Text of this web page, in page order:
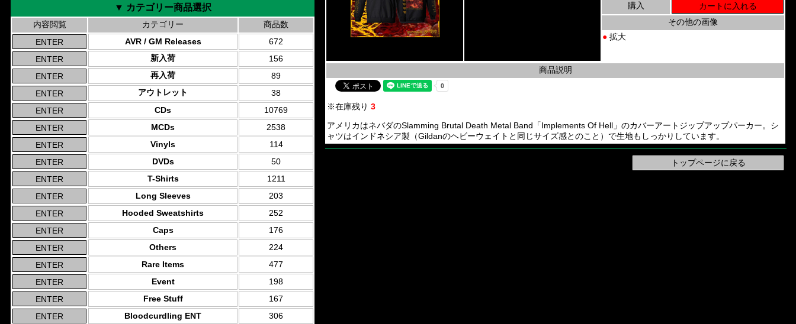
▼ カテゴリー商品選択
内容閲覧 カテゴリー
商品数
AVR / GM Releases
672
新入荷
156
再入荷
89
アウトレット
38
CDs
10769
MCDs
2538
Vinyls
114
DVDs
50
T-Shirts
1211
Long Sleeves
203
Hooded Sweatshirts
252
Caps
176
Others
224
Rare Items
477
Event
198
Free Stuff
167
Bloodcurdling ENT
306
購入
その他の画像
● 拡大
商品説明
※在庫残り 3
アメリカはネバダのSlamming Brutal Death Metal Band「Implements Of Hell」のカバーアートジップアップパーカー。シ
ャツはインドネシア製（Gildanのヘビーウェイトと同じサイズ感とのこと）で生地もしっかりしています。